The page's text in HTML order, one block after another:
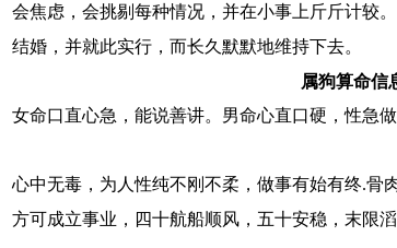
会焦虑，会挑剔每种情况，并在小事上斤斤计较
结婚，并就此实行，而长久默默地维持下去。
属狗算命信
女命口直心急，能说善讲。男命心直口硬，性急
心中无毒，为人性纯不刚不柔，做事有始有终.骨
方可成立事业，四十航船顺风，五十安稳，末限滔